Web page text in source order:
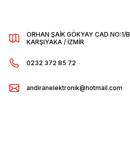
ORHAN ŞAİK GÖKYAY CAD NO:1/B
KARŞIYAKA / İZMİR
0232 372 85 72
andiranelektronik@hotmail.com